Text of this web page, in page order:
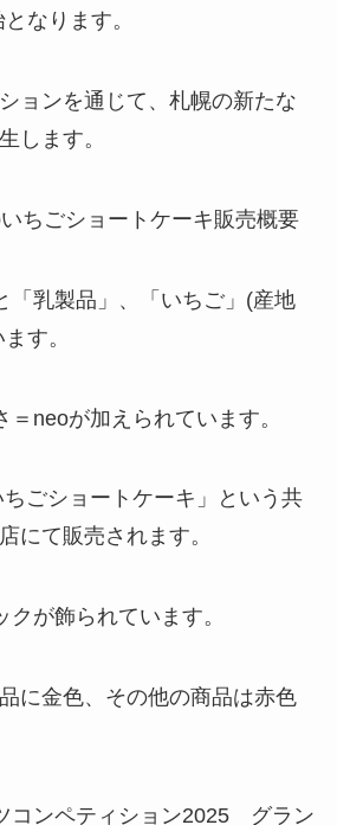
なります。
ョンを通じて、札幌の新たな
します。
ちごショートケーキ販売概要
「乳製品」、「いちご」(産地
す。
neoが加えられています。
ごショートケーキ」という共
にて販売されます。
が飾られています。
に金色、その他の商品は赤色
コンペティション2025 グラン